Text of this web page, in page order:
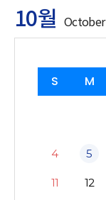
10월 October
S M
4 5
11 12